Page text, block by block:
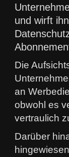
und wirft
Die
an
obwohl es
vertraulich
Darüber